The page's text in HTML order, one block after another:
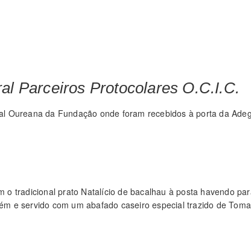
Parceiros Protocolares O.C.I.C.
Oureana da Fundação onde foram recebidos à porta da
o tradicional prato Natalício de bacalhau à posta havendo
e servido com um abafado caseiro especial trazido de